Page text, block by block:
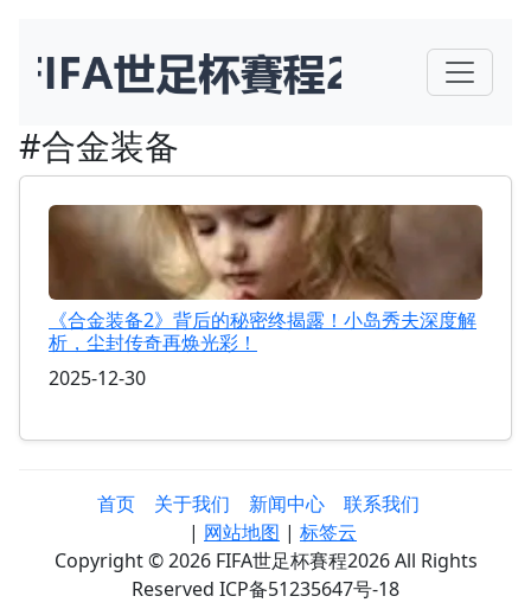
#合金装备
《合金装备2》背后的秘密终揭露！小岛秀夫深度解
析，尘封传奇再焕光彩！
2025-12-30
首页 关于我们 新闻中心
联系我们
| 网站地图 | 标签云
Copyright © 2026 FIFA世足杯賽程2026 All Rights
Reserved ICP备51235647号-18